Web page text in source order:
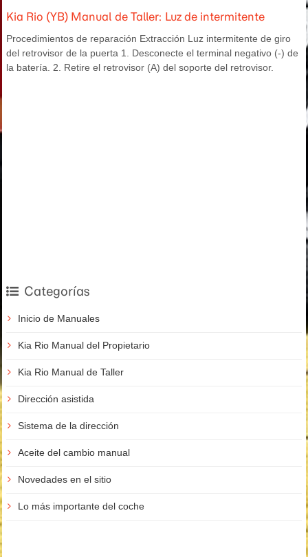
Kia Rio (YB) Manual de Taller: Luz de intermitente
Procedimientos de reparación Extracción Luz intermitente de giro
del retrovisor de la puerta 1. Desconecte el terminal negativo (-) de
la batería. 2. Retire el retrovisor (A) del soporte del retrovisor.
Categorías
Inicio de Manuales
Kia Rio Manual del Propietario
Kia Rio Manual de Taller
Dirección asistida
Sistema de la dirección
Aceite del cambio manual
Novedades en el sitio
Lo más importante del coche